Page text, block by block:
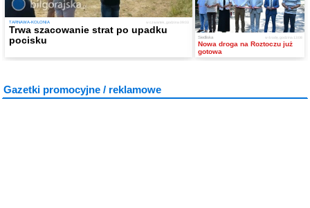
w czwartek, godzina 09:03
TARNAWA-KOLONIA
Trwa szacowanie strat po upadku
pocisku
w środę, godzina 13:08
Siedliska
Nowa droga na Roztoczu już
gotowa
Gazetki promocyjne / reklamowe